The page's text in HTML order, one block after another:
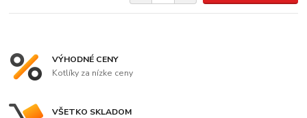
VÝHODNÉ CENY
Kotlíky za nízke ceny
VŠETKO SKLADOM